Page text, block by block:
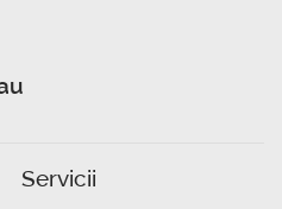
Servicii